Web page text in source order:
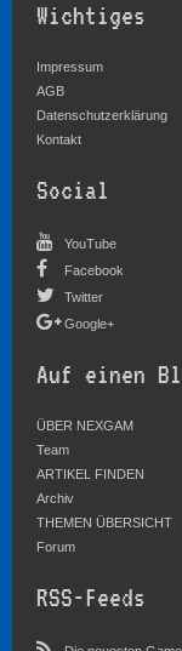
Wichtiges
Impressum
AGB
Datenschutzerklärung
Kontakt
Social
YouTube
Facebook
Twitter
Google+
Auf einen
ÜBER NEXGAM
Team
ARTIKEL FINDEN
Archiv
THEMEN ÜBERSICHT
Forum
RSS-Feeds